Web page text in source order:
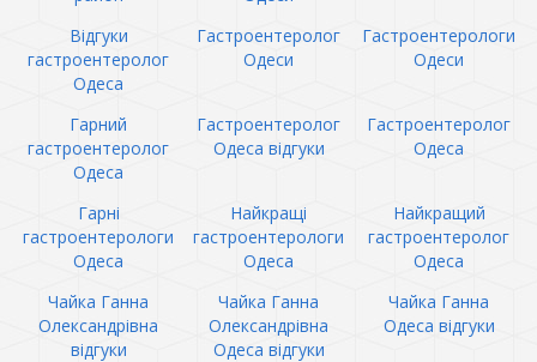
Відгуки
гастроентеролог
Одеса
Гастроентеролог
Одеси
Гастроентерологи
Одеси
Гарний
гастроентеролог
Одеса
Гастроентеролог
Одеса відгуки
Гастроентеролог
Одеса
Гарні
гастроентерологи
Одеса
Найкращі
гастроентерологи
Одеса
Найкращий
гастроентеролог
Одеса
Чайка Ганна
Олександрівна
відгуки
Чайка Ганна
Олександрівна
Одеса відгуки
Чайка Ганна
Одеса відгуки